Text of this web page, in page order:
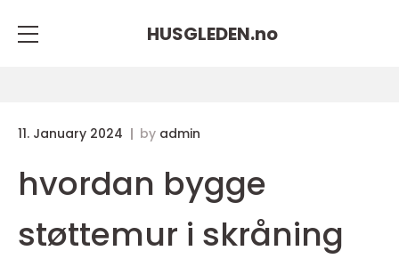
HUSGLEDEN.no
11. January 2024 by admin
hvordan bygge
støttemur i skråning